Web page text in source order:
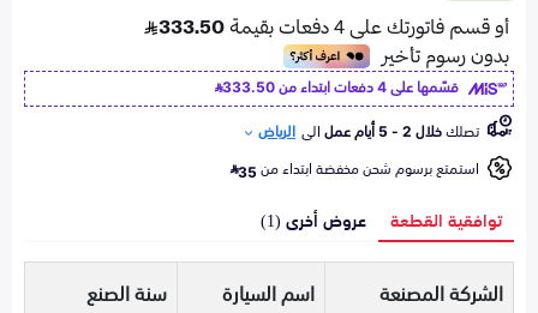
قسّمها على 4 دفعات ابتداء من
333.50
تصلكخلال 2 - 5 أيام عمل الى الرياض
استمتع برسوم شحن مخفضة ابتداء من35
توافقية القطعة عروض أخرى (1)
الشركة المصنعة اسم السيارة
سنة الصنع